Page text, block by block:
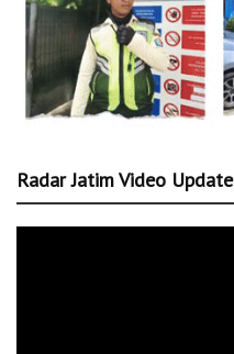
Radar Jatim Video Update